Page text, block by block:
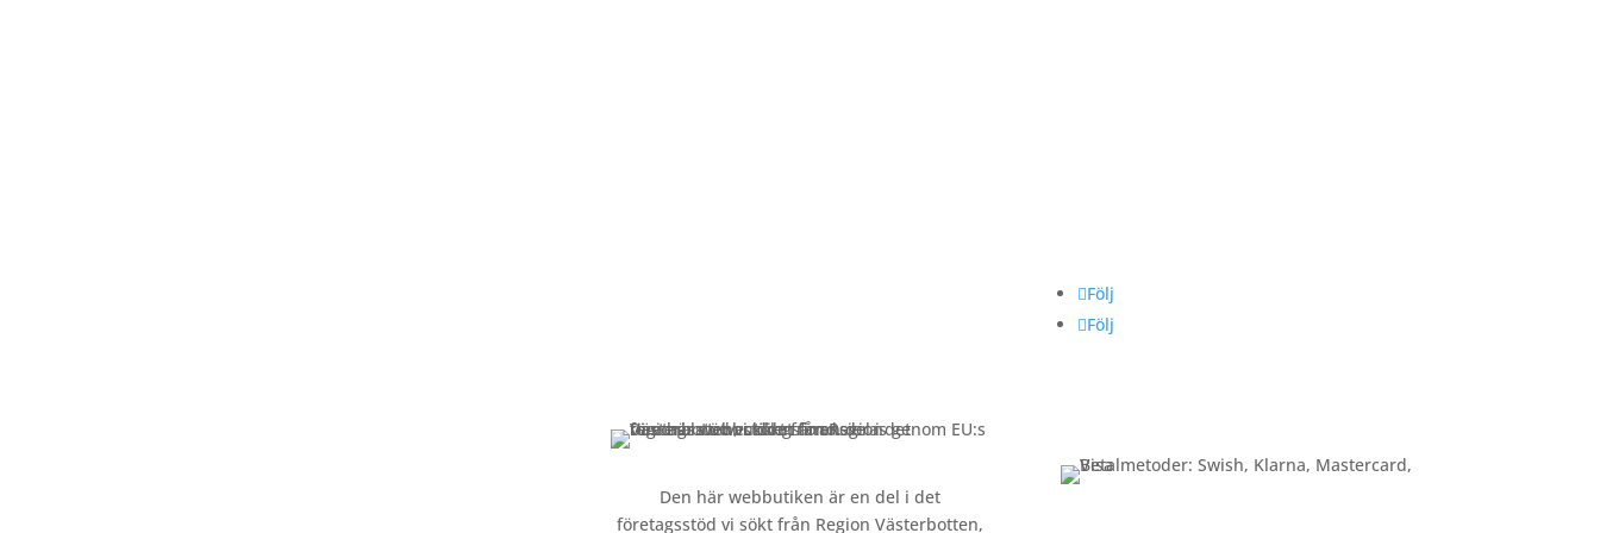
Den här webbutiken är en del i det
företagsstöd vi sökt från Region Västerbotten,
Följ
Följ